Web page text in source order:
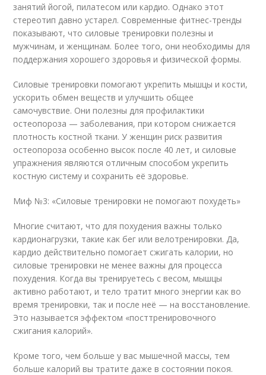
занятий йогой, пилатесом или кардио. Однако этот
стереотип давно устарел. Современные фитнес-тренды
показывают, что силовые тренировки полезны и
мужчинам, и женщинам. Более того, они необходимы для
поддержания хорошего здоровья и физической формы.
Силовые тренировки помогают укрепить мышцы и кости,
ускорить обмен веществ и улучшить общее
самочувствие. Они полезны для профилактики
остеопороза — заболевания, при котором снижается
плотность костной ткани. У женщин риск развития
остеопороза особенно высок после 40 лет, и силовые
упражнения являются отличным способом укрепить
костную систему и сохранить её здоровье.
Миф №3: «Силовые тренировки не помогают похудеть»
Многие считают, что для похудения важны только
кардионагрузки, такие как бег или велотренировки. Да,
кардио действительно помогает сжигать калории, но
силовые тренировки не менее важны для процесса
похудения. Когда вы тренируетесь с весом, мышцы
активно работают, и тело тратит много энергии как во
время тренировки, так и после неё — на восстановление.
Это называется эффектом «посттренировочного
сжигания калорий».
Кроме того, чем больше у вас мышечной массы, тем
больше калорий вы тратите даже в состоянии покоя.